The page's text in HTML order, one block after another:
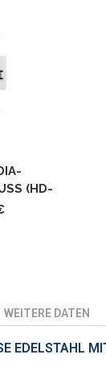
(HD-
MODUL
WEITERE DATEN
EDELSTAHL